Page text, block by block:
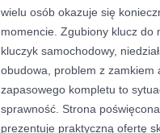
wielu osób okazuje się
momencie. Zgubiony klucz do
kluczyk samochodowy,
obudowa, problem z zamkiem
zapasowego kompletu to
sprawność. Strona
prezentuje praktyczną ofertę